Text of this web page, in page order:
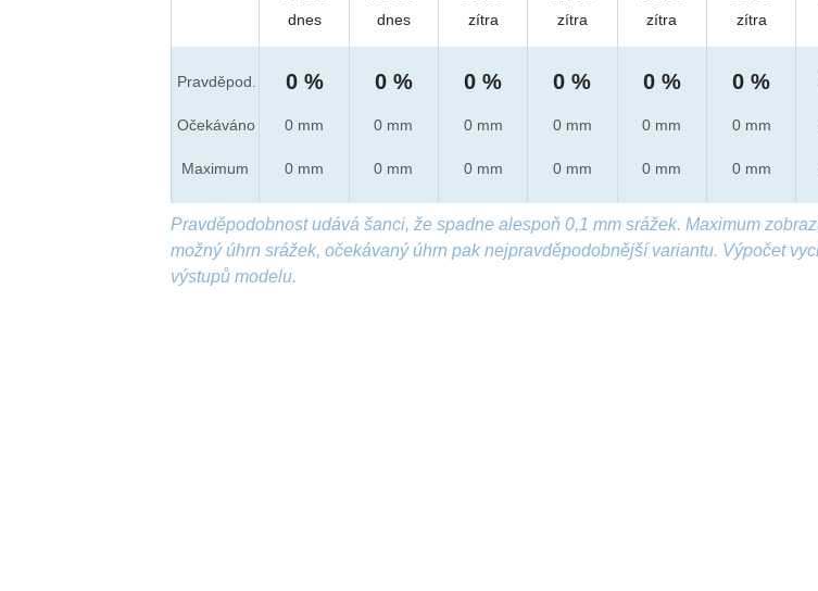
Pravděpod.
Očekáváno
Maximum
dnes
0 %
0 mm
0 mm
dnes
0 %
0 mm
0 mm
zítra
0 %
0 mm
0 mm
zítra
0 %
0 mm
0 mm
zítra
0 %
0 mm
0 mm
zítra
0 %
0 mm
0 mm
Pravděpodobnost udává šanci, že spadne alespoň 0,1 mm srážek. Maximum
možný úhrn srážek, očekávaný úhrn pak nejpravděpodobnější variantu. Výpočet
výstupů modelu.